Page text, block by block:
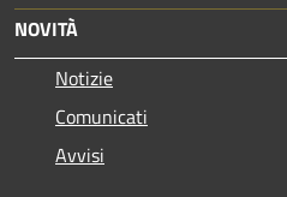
NOVITÀ
Notizie
Comunicati
Avvisi